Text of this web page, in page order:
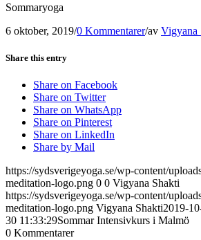
Sommaryoga
6 oktober, 2019/0 Kommentarer/av Vigyana
Share this entry
Share on Facebook
Share on Twitter
Share on WhatsApp
Share on Pinterest
Share on LinkedIn
Share by Mail
https://sydsverigeyoga.se/wp-content/
meditation-logo.png 0 0 Vigyana Shakti
https://sydsverigeyoga.se/wp-content/
meditation-logo.png Vigyana Shakti2019-
30 11:33:29Sommar Intensivkurs i Malmö
0 Kommentarer